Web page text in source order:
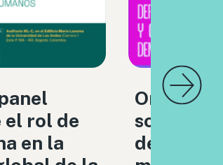
el rol de
en la
sociedad